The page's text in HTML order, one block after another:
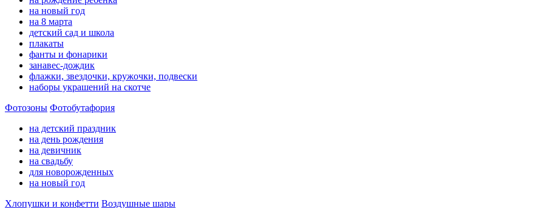
на новый год
на 8 марта
детский сад и школа
плакаты
фанты и фонарики
занавес-дождик
флажки, звездочки, кружочки, подвески
наборы украшений на скотче
Фотозоны Фотобутафория
на детский праздник
на день рождения
на девичник
на свадьбу
для новорожденных
на новый год
Хлопушки и конфетти Воздушные шары